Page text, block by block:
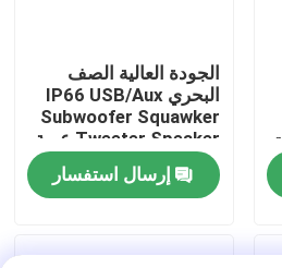
الجودة العالية الصف
البحري IP66 USB/Aux
Subwoofer Squawker
Tweeter Speaker عربة
الغولف الكهربائية شريط
الصوت بلوتوث
إرسال استفسار